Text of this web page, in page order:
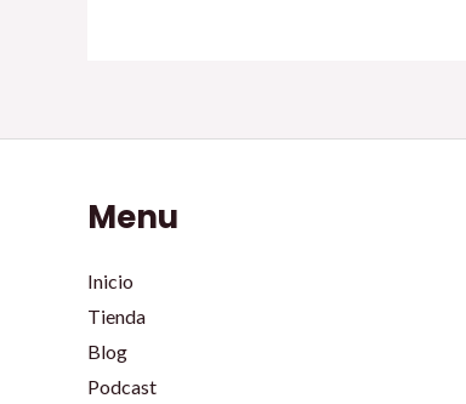
Menu
Inicio
Tienda
Blog
Podcast